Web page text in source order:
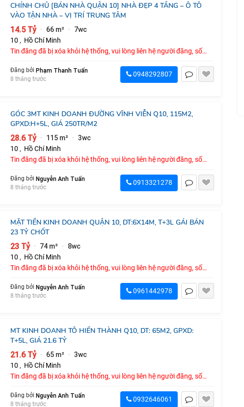
CHÍNH CHỦ [BÁN NHÀ QUẬN 10] NHÀ ĐẸP 4 TẦNG – Ô TÔ
VÀO TẬN NHÀ – VỊ TRÍ TRUNG TÂM
14.5 Tỷ · 66 m² · 7wc
10 , Hồ Chí Minh
Tin đăng đã bị xóa khỏi hệ thống, vui lòng liên hệ người đăng, số
Đăng bởi Phạm Thanh Tuấn
8 tháng trước
0948292807
GÓC 3MT KINH DOANH ĐƯỜNG VĨNH VIỄN Q10, 115M2,
GPXD:H+5L, GIÁ 250TR/M2
28.6 Tỷ · 115 m² · 3wc
10 , Hồ Chí Minh
Tin đăng đã bị xóa khỏi hệ thống, vui lòng liên hệ người đăng, số
Đăng bởi Nguyễn Anh Tuấn
8 tháng trước
0913321278
MẶT TIỀN KINH DOANH QUẬN 10, DT:6X14M, T+3L GÁI BÁN
23 TỶ CHỐT
23 Tỷ · 74 m² · 8wc
10 , Hồ Chí Minh
Tin đăng đã bị xóa khỏi hệ thống, vui lòng liên hệ người đăng, số
Đăng bởi Nguyễn Anh Tuấn
8 tháng trước
0961442978
MT KINH DOANH TÔ HIẾN THÀNH Q10, DT: 65M2, GPXD:
T+5L, GIÁ 21.6 TỶ
21.6 Tỷ · 65 m² · 3wc
10 , Hồ Chí Minh
Tin đăng đã bị xóa khỏi hệ thống, vui lòng liên hệ người đăng, số
Đăng bởi Nguyễn Anh Tuấn
8 tháng trước
0932646061